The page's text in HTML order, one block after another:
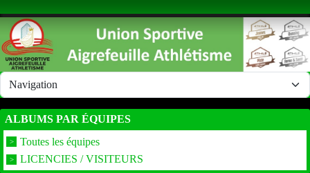
ALBUMS PAR ÉQUIPES
Toutes les équipes
LICENCIES / VISITEURS